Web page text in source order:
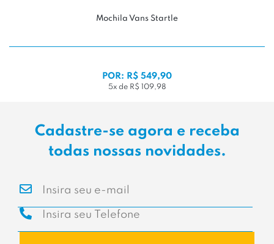
Mochila Vans Startle
POR: R$ 549,90
5x de R$ 109,98
Cadastre-se agora e receba
todas nossas novidades.